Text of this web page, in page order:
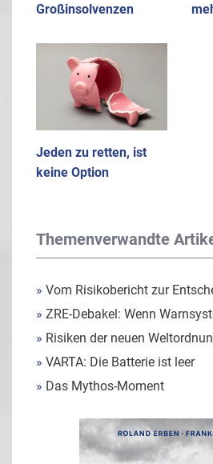
Großinsolvenzen
Jeden zu retten, ist
keine Option
Themenverwandte
» Vom Risikobericht zur
» ZRE-Debakel: Wenn
» Risiken der neuen
» VARTA: Die Batterie ist leer
» Das Mythos-Moment